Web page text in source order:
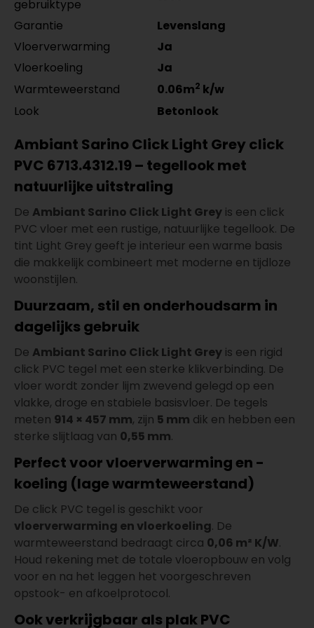
gebruiktype
Garantie
Levenslang
Vloerverwarming
Ja
Vloerkoeling
Ja
Warmteweerstand
0.06m2 k/w
Look
Betonlook
Ambiant Sarino Click Light Grey click
PVC 6713.4312.19 – tegellook met
natuurlijke uitstraling
De Ambiant Sarino Click Light Grey is een click
PVC vloer met een rustige, natuurlijke tegellook. De
tint Light Grey geeft je interieur een warme basis
die makkelijk combineert met moderne en tijdloze
woonstijlen.
Duurzaam, stil en onderhoudsarm in
dagelijks gebruik
De Ambiant Sarino Click Light Grey is een rigid
click PVC tegel met een sterke klikverbinding. De
vloer wordt zonder lijm zwevend gelegd op een
vlakke, droge en stabiele basisvloer. De tegels
meten 914 × 457 mm, zijn 5 mm dik en hebben een
sterke slijtlaag van 0,55 mm.
Perfect voor vloerverwarming en -
koeling (lage warmteweerstand)
De click PVC tegel is geschikt voor
vloerverwarming en vloerkoeling. De
warmteweerstand bedraagt circa 0,06 m² K/W.
Houd rekening met de totale vloeropbouw en volg
voor en na het leggen het voorgeschreven
opstook- en afkoelprotocol.
Ook verkrijgbaar als plak PVC